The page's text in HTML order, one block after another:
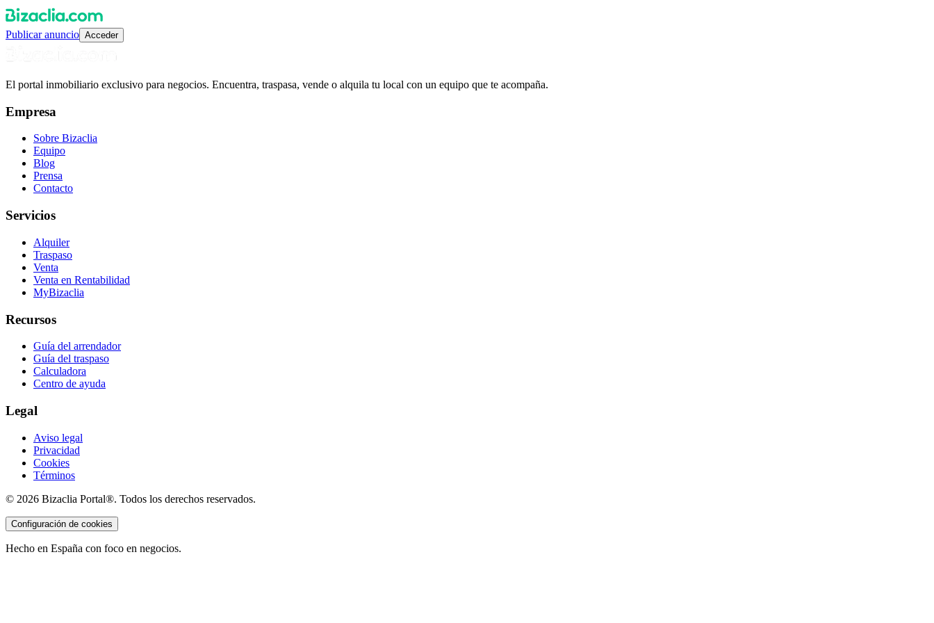
Publicar anuncio Acceder
El portal inmobiliario exclusivo para negocios. Encuentra, traspasa, vende o alquila tu local con un equipo que te acompaña.
Empresa
Sobre Bizaclia
Equipo
Blog
Prensa
Contacto
Servicios
Alquiler
Traspaso
Venta
Venta en Rentabilidad
MyBizaclia
Recursos
Guía del arrendador
Guía del traspaso
Calculadora
Centro de ayuda
Legal
Aviso legal
Privacidad
Cookies
Términos
© 2026 Bizaclia Portal®. Todos los derechos reservados.
Configuración de cookies
Hecho en España con foco en negocios.